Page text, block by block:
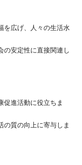
を広げ、人々の生活水
の安定性に直接関連し
促進活動に役立ちま
の質の向上に寄与しま